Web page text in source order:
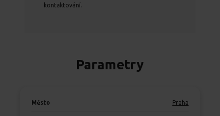
kontaktování.
Parametry
Město Praha